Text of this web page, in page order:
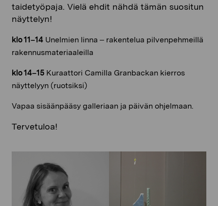
taidetyöpaja. Vielä ehdit nähdä tämän suositun
näyttelyn!
klo 11–14 Unelmien linna – rakentelua pilvenpehmeillä
rakennusmateriaaleilla
klo 14–15 Kuraattori Camilla Granbackan kierros
näyttelyyn (ruotsiksi)
Vapaa sisäänpääsy galleriaan ja päivän ohjelmaan.
Tervetuloa!